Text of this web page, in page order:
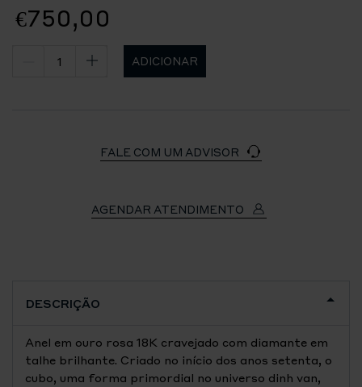
€750,00
ADICIONAR
FALE COM UM ADVISOR
AGENDAR ATENDIMENTO
DESCRIÇÃO
Anel em ouro rosa 18K cravejado com diamante em
talhe brilhante. Criado no início dos anos setenta, o
cubo, uma forma primordial no universo dinh van,